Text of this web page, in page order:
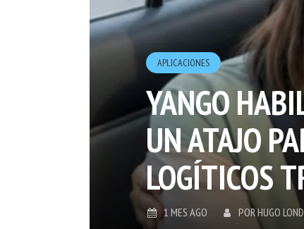
APLICACIONES
YANGO
UN ATAJO
LOGÍTICOS
1 MES AGO PORHUGO